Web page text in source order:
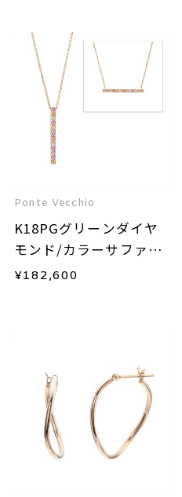
Ponte Vecchio
K18PGグリーンダイヤ
モンド/カラーサファイ
ア/ダイヤモンドネック
¥182,600